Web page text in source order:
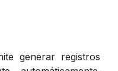
generar registros